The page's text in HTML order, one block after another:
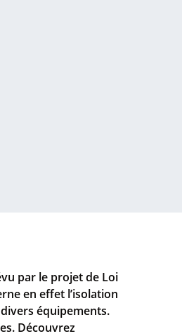
par le projet de Loi
en effet l’isolation
équipements.
Découvrez